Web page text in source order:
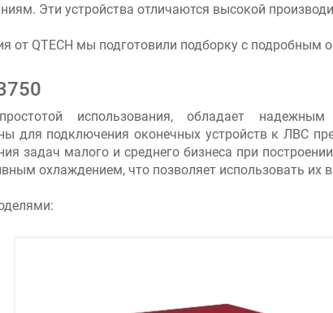
Эти устройства отличаются высокой
QTECH мы подготовили подборку с подробным
использования, обладает
для подключения оконечных устройств к ЛВС
задач малого и среднего бизнеса при
охлаждением, что позволяет использовать их